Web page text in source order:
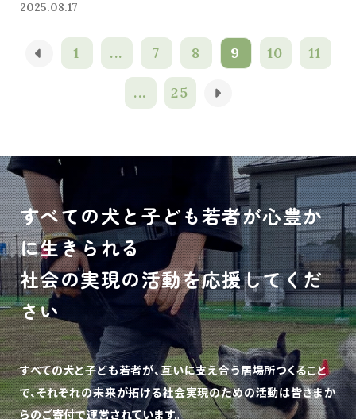
2025.08.17
1 ... 7 8 9 10 11
... 25
すべての犬と子ども若者が心豊か
に生きられる
社会の実現の活動を応援してくだ
さい
すべての犬と子ども若者が、互いに支え合う居場所つくること
で、それぞれの未来が拓ける社会実現のための活動は皆さまか
らのご寄付で運営されています。